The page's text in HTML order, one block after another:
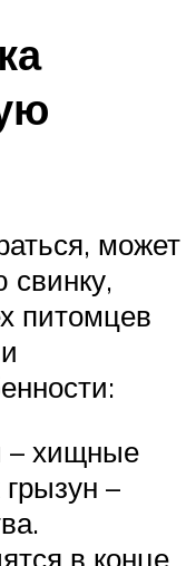
может
свинку,
питомцев
– хищные
–
в конце